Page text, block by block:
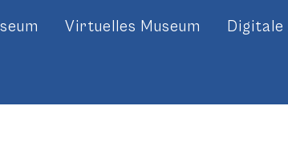
Virtuelles Museum Digitale